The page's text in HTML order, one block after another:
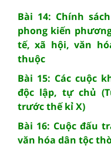
Bài 14: Chính
phong kiến
tế, xã hội, văn
thuộc
Bài 15: Các cuộc
độc lập, tự chủ
trước thế kỉ X)
Bài 16: Cuộc đấu
văn hóa dân tộc